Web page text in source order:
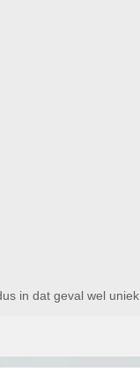
in dat geval wel uniek